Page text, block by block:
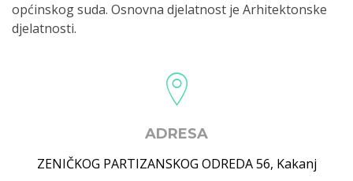
općinskog suda. Osnovna djelatnost je Arhitektonske
djelatnosti.
ADRESA
ZENIČKOG PARTIZANSKOG ODREDA 56, Kakanj